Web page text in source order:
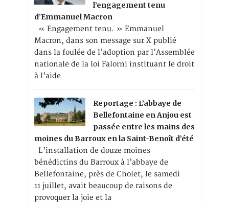
l’engagement tenu
d’Emmanuel Macron
« Engagement tenu. » Emmanuel
Macron, dans son message sur X publié
dans la foulée de l’adoption par l’Assemblée
nationale de la loi Falorni instituant le droit
à l’aide
Reportage : L’abbaye de
Bellefontaine en Anjou est
passée entre les mains des
moines du Barroux en la Saint-Benoît d’été
L’installation de douze moines
bénédictins du Barroux à l’abbaye de
Bellefontaine, près de Cholet, le samedi
11 juillet, avait beaucoup de raisons de
provoquer la joie et la